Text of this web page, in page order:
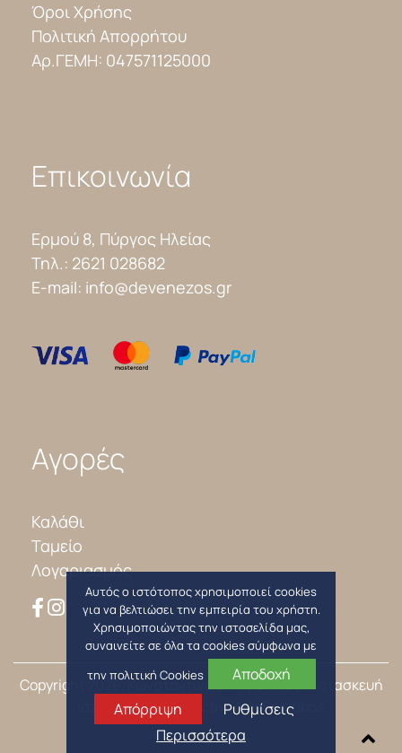
Όροι Χρήσης
Πολιτική Απορρήτου
Αρ.ΓΕΜΗ: 047571125000
Επικοινωνία
Ερμού 8, Πύργος Ηλείας
Τηλ.: 2621 028682
E-mail: info@devenezos.gr
Αγορές
Καλάθι
Ταμείο
Λογαριασμός
Copyright 2026, Κωνσταντίνος Ντεβενέζος| Κατασκευή
ΙστοσελίδωνInteractive Net Solutions
Αυτός ο ιστότοπος χρησιμοποιεί cookies
για να βελτιώσει την εμπειρία του χρήστη.
Χρησιμοποιώντας την ιστοσελίδα μας,
συναινείτε σε όλα τα cookies σύμφωνα με
την πολιτική Cookies
Αποδοχή
Απόρριψη
Ρυθμίσεις
Περισσότερα